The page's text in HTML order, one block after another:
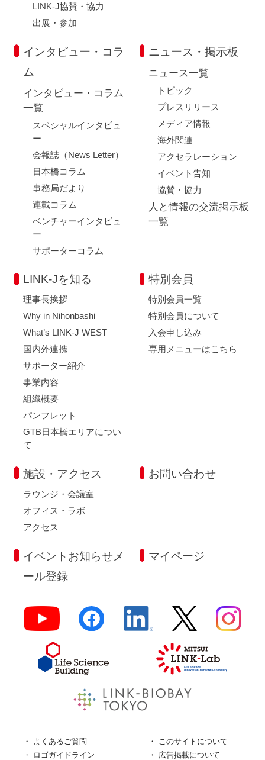
LINK-J協賛・協力
出展・参加
インタビュー・コラ
ム
インタビュー・コラム
一覧
スペシャルインタビュ
ー
会報誌（News Letter）
日本橋コラム
事務局だより
連載コラム
ベンチャーインタビュ
ー
サポーターコラム
ニュース・掲示板
ニュース一覧
トピック
プレスリリース
メディア情報
海外関連
アクセラレーション
イベント告知
協賛・協力
人と情報の交流掲示板
一覧
LINK-Jを知る
理事長挨拶
Why in Nihonbashi
What’s LINK-J WEST
国内外連携
サポーター紹介
事業内容
組織概要
パンフレット
GTB日本橋エリアについ
て
特別会員
特別会員一覧
特別会員について
入会申し込み
専用メニューはこちら
施設・アクセス
ラウンジ・会議室
オフィス・ラボ
アクセス
お問い合わせ
イベントお知らせメ
ール登録
マイページ
よくあるご質問
このサイトについて
ロゴガイドライン
広告掲載について